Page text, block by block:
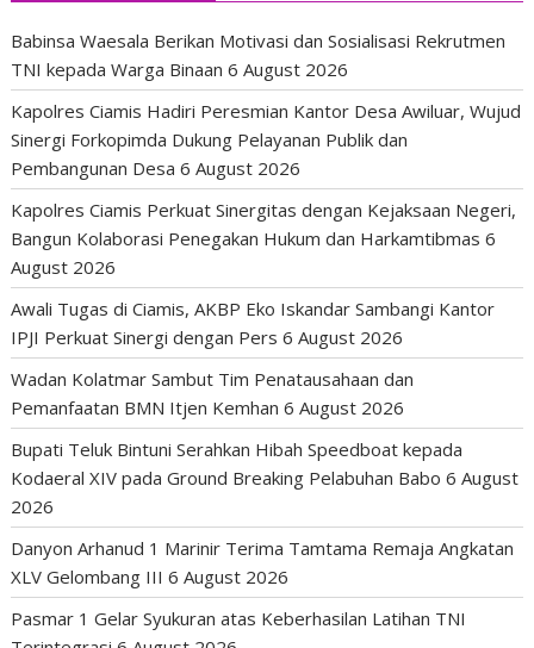
Babinsa Waesala Berikan Motivasi dan Sosialisasi Rekrutmen
TNI kepada Warga Binaan 6 August 2026
Kapolres Ciamis Hadiri Peresmian Kantor Desa Awiluar, Wujud
Sinergi Forkopimda Dukung Pelayanan Publik dan
Pembangunan Desa 6 August 2026
Kapolres Ciamis Perkuat Sinergitas dengan Kejaksaan Negeri,
Bangun Kolaborasi Penegakan Hukum dan Harkamtibmas 6
August 2026
Awali Tugas di Ciamis, AKBP Eko Iskandar Sambangi Kantor
IPJI Perkuat Sinergi dengan Pers 6 August 2026
Wadan Kolatmar Sambut Tim Penatausahaan dan
Pemanfaatan BMN Itjen Kemhan 6 August 2026
Bupati Teluk Bintuni Serahkan Hibah Speedboat kepada
Kodaeral XIV pada Ground Breaking Pelabuhan Babo 6 August
2026
Danyon Arhanud 1 Marinir Terima Tamtama Remaja Angkatan
XLV Gelombang III 6 August 2026
Pasmar 1 Gelar Syukuran atas Keberhasilan Latihan TNI